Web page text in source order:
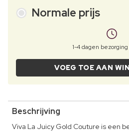
Normale prijs
1-4 dagen
VOEG TOE AAN
Beschrijving
Viva La Juicy Gold Couture is een